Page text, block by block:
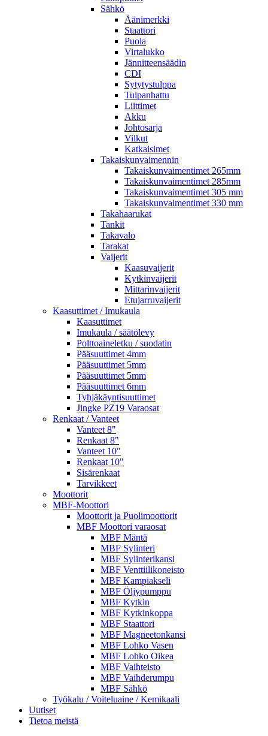
Sähkö
Äänimerkki
Staattori
Puola
Virtalukko
Jännitteensäädin
CDI
Sytytystulppa
Tulpanhattu
Liittimet
Akku
Johtosarja
Vilkut
Katkaisimet
Takaiskunvaimennin
Takaiskunvaimentimet 265mm
Takaiskunvaimentimet 285mm
Takaiskunvaimentimet 305 mm
Takaiskunvaimentimet 330 mm
Takahaarukat
Tankit
Takavalo
Tarakat
Vaijerit
Kaasuvaijerit
Kytkinvaijerit
Mittarinvaijerit
Etujarruvaijerit
Kaasuttimet / Imukaula
Kaasuttimet
Imukaula / säätölevy
Polttoaineletku / suodatin
Pääsuuttimet 4mm
Pääsuuttimet 5mm
Pääsuuttimet 5mm
Pääsuuttimet 6mm
Tyhjäkäyntisuuttimet
Jingke PZ19 Varaosat
Renkaat / Vanteet
Vanteet 8"
Renkaat 8"
Vanteet 10"
Renkaat 10"
Sisärenkaat
Tarvikkeet
Moottorit
MBF-Moottori
Moottorit ja Puolimoottorit
MBF Moottori varaosat
MBF Mäntä
MBF Sylinteri
MBF Sylinterikansi
MBF Venttiilikoneisto
MBF Kampiakseli
MBF Öljypumppu
MBF Kytkin
MBF Kytkinkoppa
MBF Staattori
MBF Magneetonkansi
MBF Lohko Vasen
MBF Lohko Oikea
MBF Vaihteisto
MBF Vaihderumpu
MBF Sähkö
Työkalu / Voiteluaine / Kemikaali
Uutiset
Tietoa meistä